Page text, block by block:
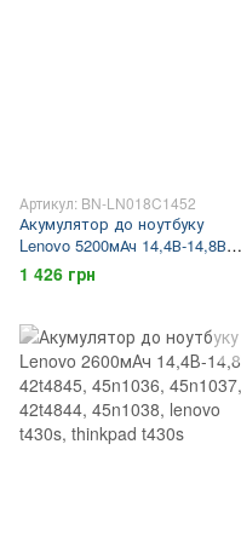
Артикул: BN-LN018C1452
Акумулятор до ноутбуку
Lenovo 5200мАч 14,4В-14,8В
l13s4a01, l13m4a01, lenovo b50-
30, lenovo b50, lenovo b50-70,
lenovo b40-30
1 426 грн